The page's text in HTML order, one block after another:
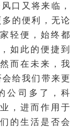
口又将来临，
的便利，无论
轻便，始终都
如此的便捷到
而在未来，我
给我们带来更
公司多了，科
，进而作用于
的生活是否会